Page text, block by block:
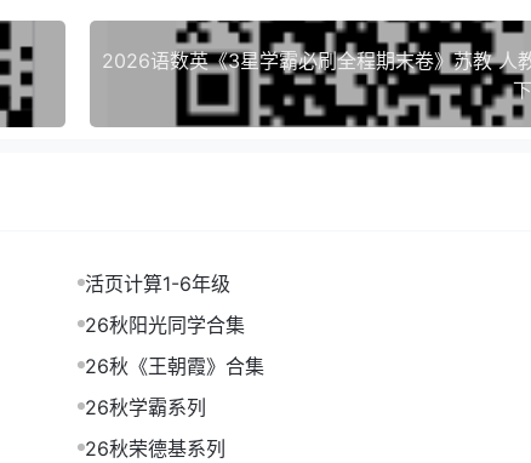
活页计算1-6年级
26秋阳光同学合集
26秋《王朝霞》合集
26秋学霸系列
26秋荣德基系列